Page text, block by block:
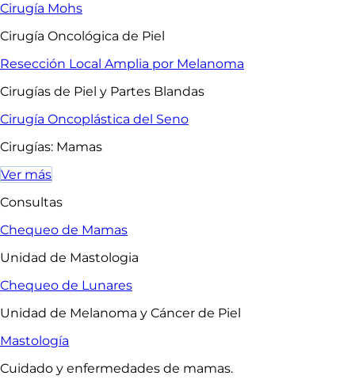
Cirugía Mohs
Cirugía Oncológica de Piel
Resección Local Amplia por Melanoma
Cirugías de Piel y Partes Blandas
Cirugía Oncoplástica del Seno
Cirugías: Mamas
Ver más
Consultas
Chequeo de Mamas
Unidad de Mastologia
Chequeo de Lunares
Unidad de Melanoma y Cáncer de Piel
Mastología
Cuidado y enfermedades de mamas.